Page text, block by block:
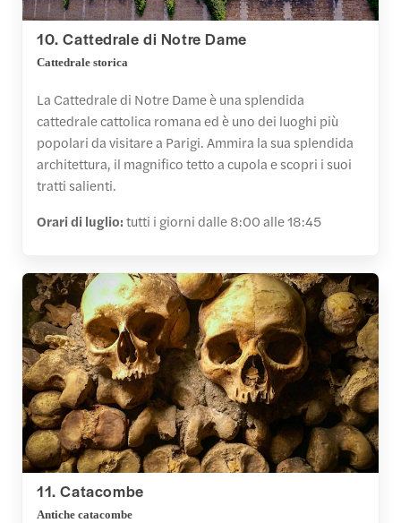
10. Cattedrale di Notre Dame
Cattedrale storica
La Cattedrale di Notre Dame è una splendida
cattedrale cattolica romana ed è uno dei luoghi più
popolari da visitare a Parigi. Ammira la sua splendida
architettura, il magnifico tetto a cupola e scopri i suoi
tratti salienti.
Orari di luglio:tutti i giorni dalle 8:00 alle 18:45
11. Catacombe
Antiche catacombe